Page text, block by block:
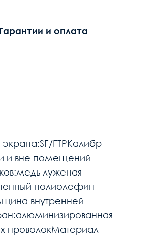
Гарантии и оплата
FTPКалибр
и вне помещений
луженая
полиолефин
внутренней
проволокМатериал